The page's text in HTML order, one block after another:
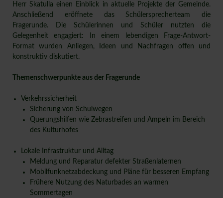
Herr Skatulla einen Einblick in aktuelle Projekte der Gemeinde.
Anschließend eröffnete das Schülersprecherteam die
Fragerunde. Die Schülerinnen und Schüler nutzten die
Gelegenheit engagiert: In einem lebendigen Frage-Antwort-
Format wurden Anliegen, Ideen und Nachfragen offen und
konstruktiv diskutiert.
Themenschwerpunkte aus der Fragerunde
Verkehrssicherheit
Sicherung von Schulwegen
Querungshilfen wie Zebrastreifen und Ampeln im Bereich
des Kulturhofes
Lokale Infrastruktur und Alltag
Meldung und Reparatur defekter Straßenlaternen
Mobilfunknetzabdeckung und Pläne für besseren Empfang
Frühere Nutzung des Naturbades an warmen
Sommertagen